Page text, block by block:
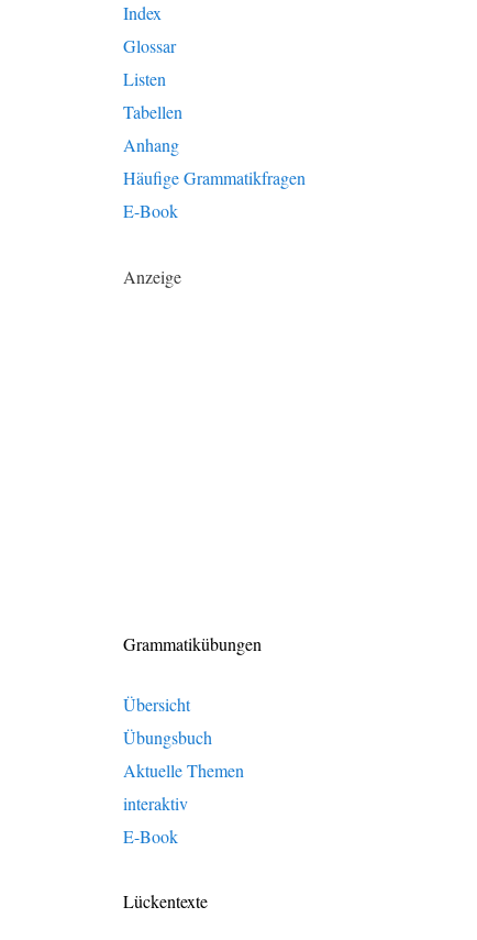
Index
Glossar
Listen
Tabellen
Anhang
Häufige Grammatikfragen
E-Book
Anzeige
Grammatikübungen
Übersicht
Übungsbuch
Aktuelle Themen
interaktiv
E-Book
Lückentexte